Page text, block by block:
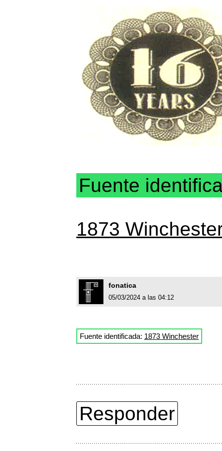
Fuente
1873
fonatica
05/03/2024 a las 04:12
Fuente identificada: 1873 Winchester
Responder